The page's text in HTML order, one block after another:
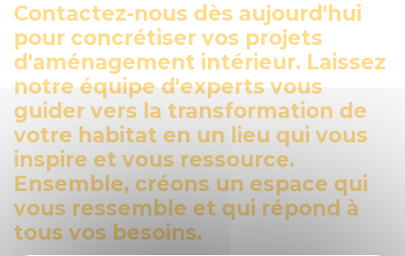
Contactez-nous dès aujourd'hui
pour concrétiser vos projets
d'aménagement intérieur. Laissez
notre équipe d'experts vous
guider vers la transformation de
votre habitat en un lieu qui vous
inspire et vous ressource.
Ensemble, créons un espace qui
vous ressemble et qui répond à
tous vos besoins.